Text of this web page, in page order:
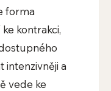
forma
kontrakci,
intenzivněji a
vede ke